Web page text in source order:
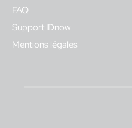
FAQ
Support IDnow
Mentions légales